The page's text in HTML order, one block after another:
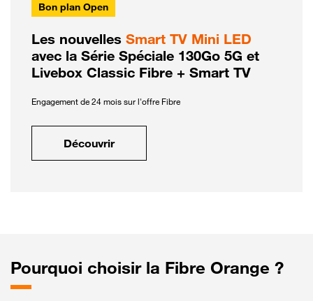
Bon plan Open
Les nouvelles Smart TV Mini LED
avec la Série Spéciale 130Go 5G et
Livebox Classic Fibre + Smart TV
Engagement de 24 mois sur l'offre Fibre
Découvrir
Pourquoi choisir la Fibre Orange ?